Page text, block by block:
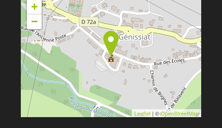
+
−
Leaflet| ©OpenStreetMap